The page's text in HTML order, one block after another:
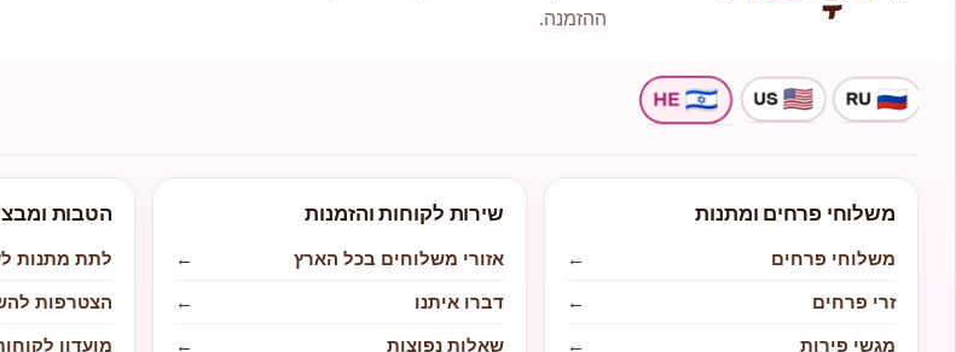
ההזמנה.
משלוחי פרחים ומתנות
משלוחי פרחים
←
זרי פרחים
←
מגשי פירות
←
שירות לקוחות והזמנות
אזורי משלוחים בכל הארץ
←
דברו איתנו
←
שאלות נפוצות
←
הטבות
לתת מתנות
הצטרפות
מועדון